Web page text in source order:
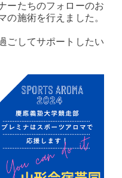
ーたちのフォローのお
の施術を行えました。
ごしてサポートしたい